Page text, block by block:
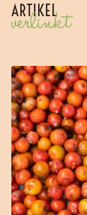
ARTIKEL
verlinkt